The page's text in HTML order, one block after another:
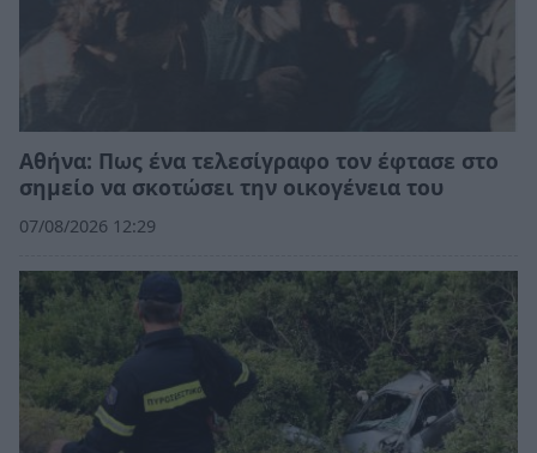
Αθήνα: Πως ένα τελεσίγραφο τον έφτασε στο
σημείο να σκοτώσει την οικογένεια του
07/08/2026 12:29